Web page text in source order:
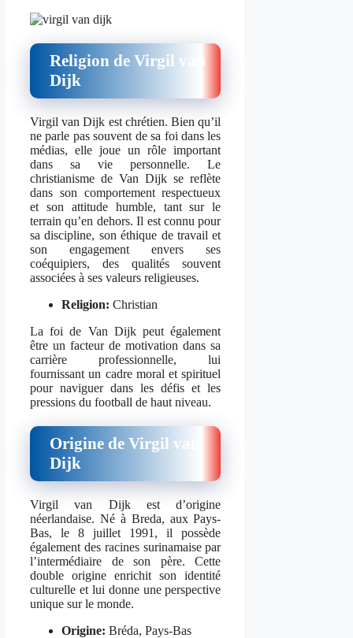
Religion de Virgil van
Dijk
Virgil van Dijk est chrétien. Bien qu’il
ne parle pas souvent de sa foi dans les
médias, elle joue un rôle important
dans sa vie personnelle. Le
christianisme de Van Dijk se reflète
dans son comportement respectueux
et son attitude humble, tant sur le
terrain qu’en dehors. Il est connu pour
sa discipline, son éthique de travail et
son engagement envers ses
coéquipiers, des qualités souvent
associées à ses valeurs religieuses.
Religion: Christian
La foi de Van Dijk peut également
être un facteur de motivation dans sa
carrière professionnelle, lui
fournissant un cadre moral et spirituel
pour naviguer dans les défis et les
pressions du football de haut niveau.
Origine de Virgil van
Dijk
Virgil van Dijk est d’origine
néerlandaise. Né à Breda, aux Pays-
Bas, le 8 juillet 1991, il possède
également des racines surinamaise par
l’intermédiaire de son père. Cette
double origine enrichit son identité
culturelle et lui donne une perspective
unique sur le monde.
Origine: Bréda, Pays-Bas